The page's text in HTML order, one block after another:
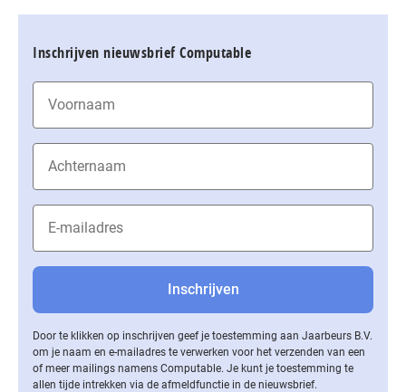
Inschrijven nieuwsbrief Computable
Door te klikken op inschrijven geef je toestemming aan Jaarbeurs B.V.
om je naam en e-mailadres te verwerken voor het verzenden van een
of meer mailings namens Computable. Je kunt je toestemming te
allen tijde intrekken via de af­meld­func­tie in de nieuwsbrief.